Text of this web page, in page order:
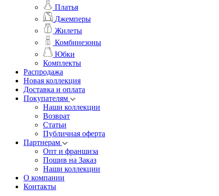
Платья
Джемперы
Жилеты
Комбинезоны
Юбки
Комплекты
Распродажа
Новая коллекция
Доставка и оплата
Покупателям
Наши коллекции
Возврат
Статьи
Публичная оферта
Партнерам
Опт и франшиза
Пошив на Заказ
Наши коллекции
О компании
Контакты